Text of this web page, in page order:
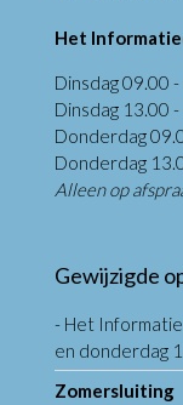
Het
Dinsdag 09.00
Dinsdag 13.00
Donderdag
Donderdag
Alleen op
Gewijzigde
- Het
en donderdag
Zomersluiting